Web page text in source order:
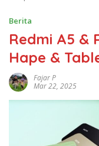
Berita
Redmi A5 &
Hape &
Fajar P
Mar 22, 2025